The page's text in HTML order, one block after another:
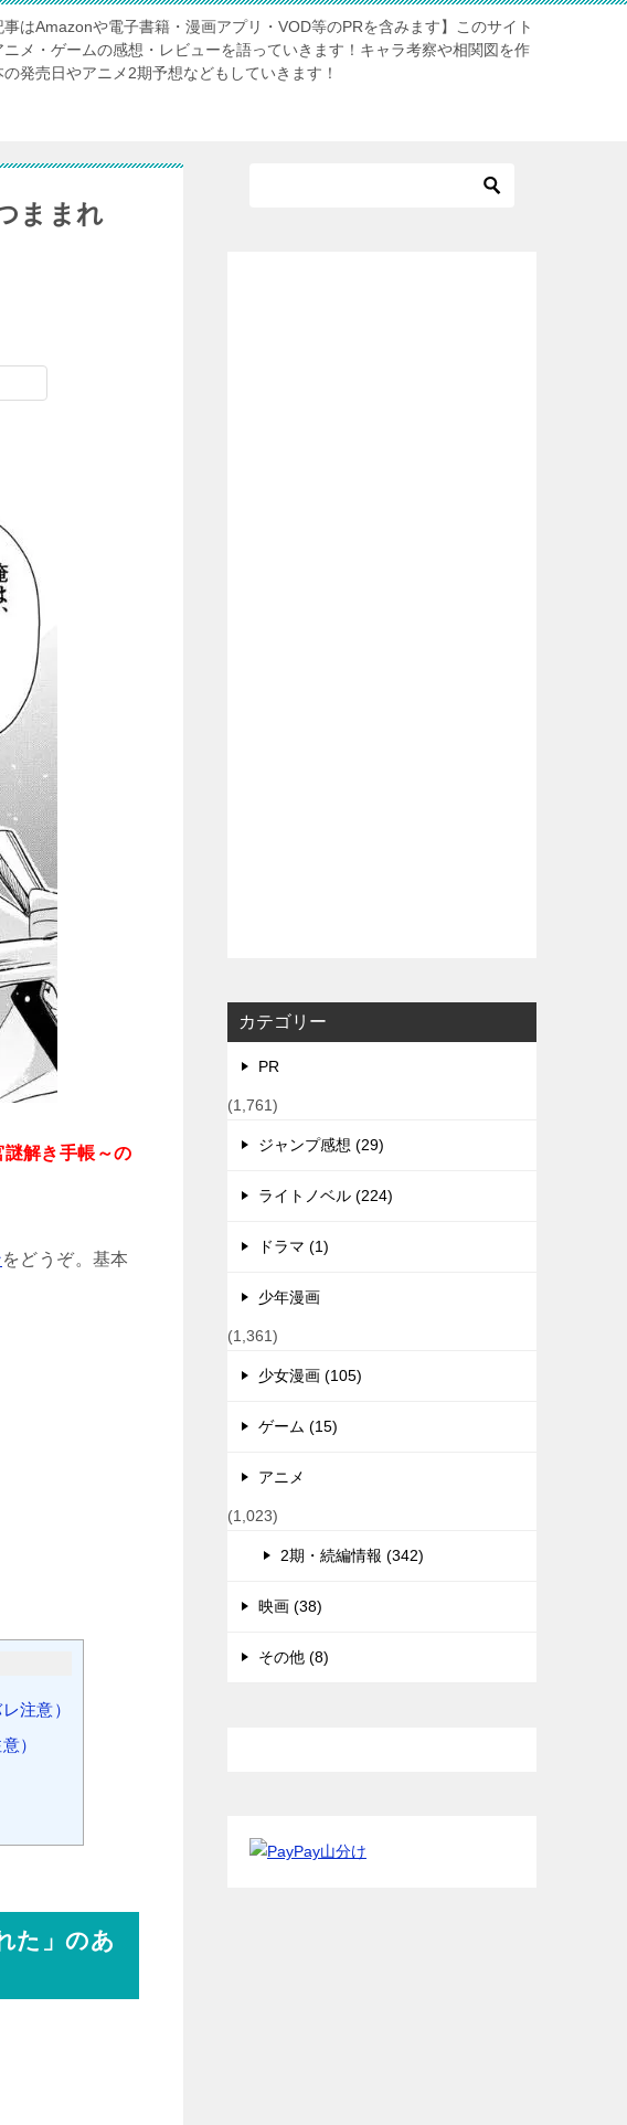
事はAmazonや電子書籍・漫画アプリ・VOD等のPRを含みます】このサイト
ニメ・ゲームの感想・レビューを語っていきます！キャラ考察や相関図を作
発売日やアニメ2期予想などもしていきます！
ままれ
解き手帳～の
をどうぞ。基本
注意）
）
た」のあ
カテゴリー
PR
(1,761)
ジャンプ感想 (29)
ライトノベル (224)
ドラマ (1)
少年漫画
(1,361)
少女漫画 (105)
ゲーム (15)
アニメ
(1,023)
2期・続編情報 (342)
映画 (38)
その他 (8)